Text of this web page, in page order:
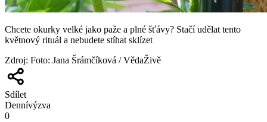
Chcete okurky velké jako paže a plné šťávy? Stačí udělat tento
květnový rituál a nebudete stíhat sklízet
Zdroj: Foto: Jana Šrámčíková / VědaŽivě
Sdílet
Dennívýzva
0